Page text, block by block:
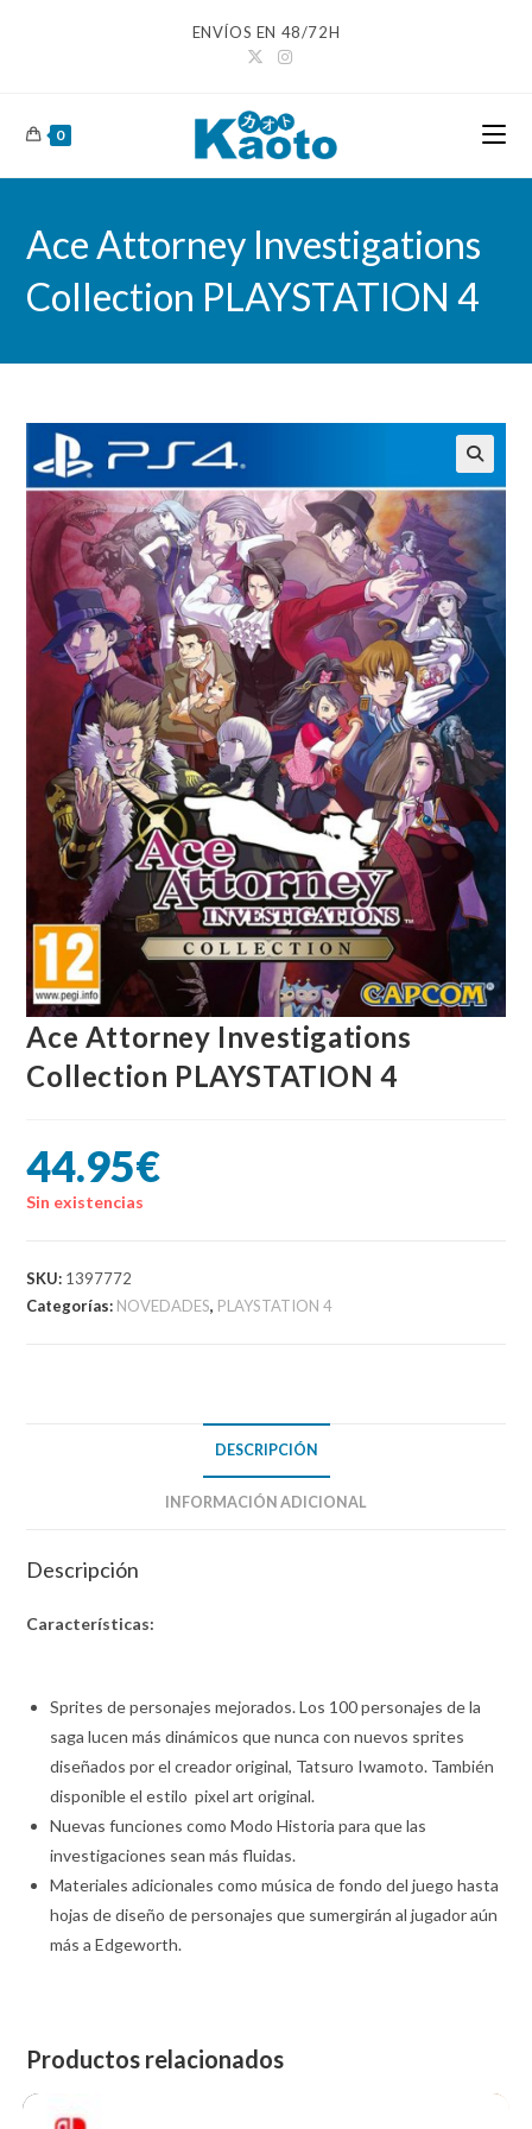
ENVÍOS EN 48/72H
0
Ace Attorney Investigations
Collection PLAYSTATION 4
Ace Attorney Investigations
Collection PLAYSTATION 4
44.95€
Sin existencias
SKU: 1397772
Categorías: NOVEDADES, PLAYSTATION 4
DESCRIPCIÓN
INFORMACIÓN ADICIONAL
Descripción
Características:
Sprites de personajes mejorados. Los 100 personajes de la
saga lucen más dinámicos que nunca con nuevos sprites
diseñados por el creador original, Tatsuro Iwamoto. También
disponible el estilo pixel art original.
Nuevas funciones como Modo Historia para que las
investigaciones sean más fluidas.
Materiales adicionales como música de fondo del juego hasta
hojas de diseño de personajes que sumergirán al jugador aún
más a Edgeworth.
Productos relacionados